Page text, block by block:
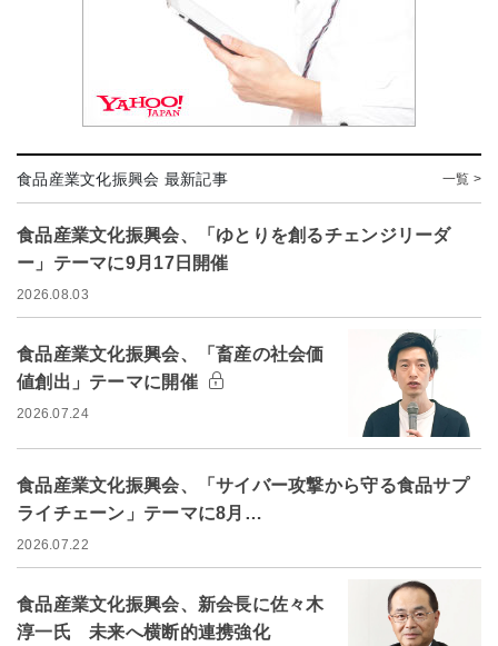
食品産業文化振興会 最新記事 一覧 >
食品産業文化振興会、「ゆとりを創るチェンジリーダ
ー」テーマに9月17日開催
2026.08.03
食品産業文化振興会、「畜産の社会価
値創出」テーマに開催
2026.07.24
食品産業文化振興会、「サイバー攻撃から守る食品サプ
ライチェーン」テーマに8月…
2026.07.22
食品産業文化振興会、新会長に佐々木
淳一氏 未来へ横断的連携強化